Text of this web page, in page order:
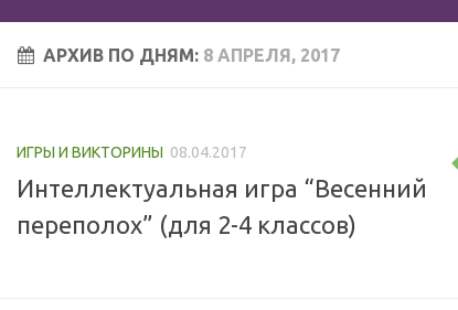
АРХИВ ПО ДНЯМ: 8 АПРЕЛЯ, 2017
ИГРЫ И ВИКТОРИНЫ 08.04.2017
Интеллектуальная игра “Весенний
переполох” (для 2-4 классов)